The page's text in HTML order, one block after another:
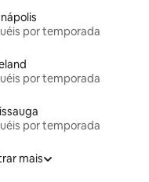
por temporada
por temporada
por temporada
mais